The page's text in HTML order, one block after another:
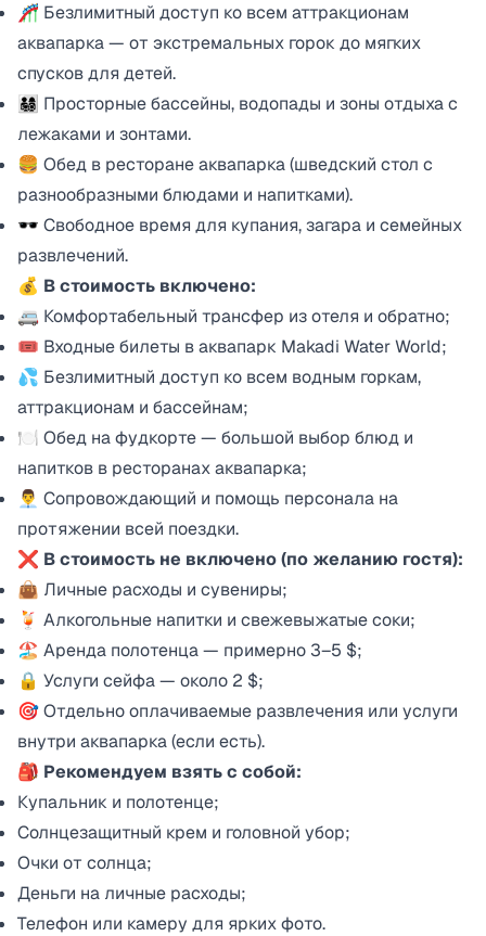
🎢 Безлимитный доступ ко всем аттракционам
аквапарка — от экстремальных горок до мягких
спусков для детей.
👨‍👩‍👧‍👦 Просторные бассейны, водопады и зоны отдыха с
лежаками и зонтами.
🍔 Обед в ресторане аквапарка (шведский стол с
разнообразными блюдами и напитками).
🕶️ Свободное время для купания, загара и семейных
развлечений.
💰 В стоимость включено:
🚐 Комфортабельный трансфер из отеля и обратно;
🎟️ Входные билеты в аквапарк Makadi Water World;
💦 Безлимитный доступ ко всем водным горкам,
аттракционам и бассейнам;
🍽️ Обед на фудкорте — большой выбор блюд и
напитков в ресторанах аквапарка;
👨‍💼 Сопровождающий и помощь персонала на
протяжении всей поездки.
❌ В стоимость не включено (по желанию гостя):
👜 Личные расходы и сувениры;
🍹 Алкогольные напитки и свежевыжатые соки;
🏖️ Аренда полотенца — примерно 3–5 $;
🔒 Услуги сейфа — около 2 $;
🎯 Отдельно оплачиваемые развлечения или услуги
внутри аквапарка (если есть).
🎒 Рекомендуем взять с собой:
Купальник и полотенце;
Солнцезащитный крем и головной убор;
Очки от солнца;
Деньги на личные расходы;
Телефон или камеру для ярких фото.